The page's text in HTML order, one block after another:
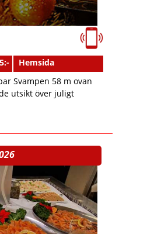
Hemsida
Svampen 58 m ovan
utsikt över juligt